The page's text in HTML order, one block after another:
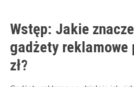
Wstęp: Jakie
gadżety reklamowe
zł?